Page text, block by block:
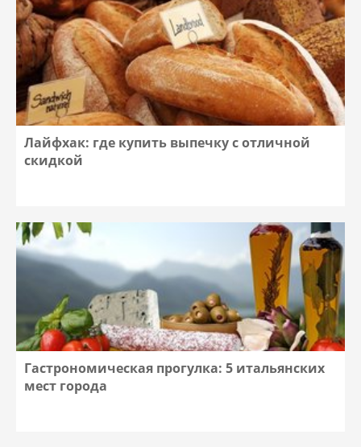
Лайфхак: где купить выпечку с отличной
скидкой
Гастрономическая прогулка: 5 итальянских
мест города